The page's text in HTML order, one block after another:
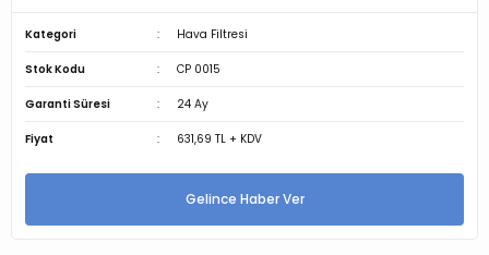
Kategori Hava Filtresi
Stok Kodu CP 0015
Garanti Süresi 24 Ay
Fiyat 631,69 TL + KDV
Gelince Haber Ver